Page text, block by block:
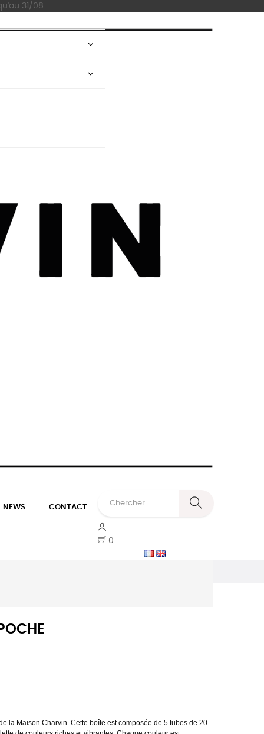
31/08
NEWS CONTACT
0
la Maison Charvin. Cette boîte est composée de 5 tubes de 20